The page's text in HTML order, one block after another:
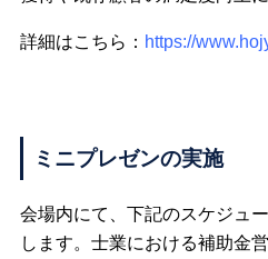
詳細はこちら： https://
ミニプレゼンの実施
会場内にて、下記のスケジュ
します。士業における補助金